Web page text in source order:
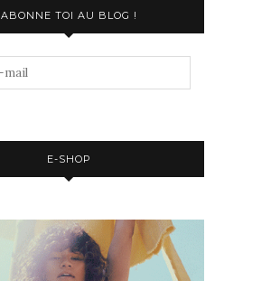
ABONNE TOI AU BLOG !
E-SHOP